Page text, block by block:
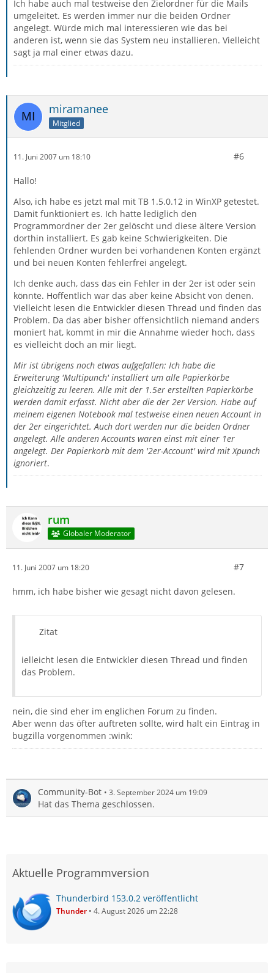
Ich habe auch mal testweise den Zielordner für die Mails
umgeleitet. Es werden immer nur die beiden Ordner
angelegt. Würde mich mal interessieren wie das bei
anderen ist, wenn sie das System neu installieren. Vielleicht
sagt ja mal einer etwas dazu.
miramanee
Mitglied
11. Juni 2007 um 18:10 #6
Hallo!
Also, ich habe es jetzt mal mit TB 1.5.0.12 in WinXP getestet.
Damit funktioniert es. Ich hatte lediglich den
Programmordner der 2er gelöscht und diese ältere Version
dorthin installiert. Es gab keine Schwierigkeiten. Die
fehlenden Ordner wurden bei vorhandenen Konten ergänzt
und bei neuen Konten fehlerfrei angelegt.
Ich denke auch, dass das ein Fehler in der 2er ist oder sein
könnte. Hoffentlich war das aber keine Absicht von denen.
Vielleicht lesen die Entwickler diesen Thread und finden das
Problem. Da das aber bisher offensichtlich niemand anders
moniert hat, kommt in mir die Annahme wieder hoch, dass
es vielleicht doch an mir liegt.
Mir ist übrigens noch etwas aufgefallen: Ich habe die
Erweiterung 'Multipunch' installiert um alle Papierkörbe
gleichzeitig zu leeren. Alle mit der 1.5er erstellten Papierkörbe
werden damit erfasst. Nicht aber die der 2er Version. Habe auf
meinem eigenen Notebook mal testweise einen neuen Account in
der 2er eingerichtet. Auch dort werden nur die beiden Ordner
angelegt. Alle anderen Accounts waren einst mit einer 1er
angelegt. Der Papierkorb mit dem '2er-Account' wird mit Xpunch
ignoriert.
rum
Globaler Moderator
11. Juni 2007 um 18:20 #7
hmm, ich habe bisher wie gesagt nicht davon gelesen.
Zitat
ielleicht lesen die Entwickler diesen Thread und finden
das Problem.
nein, die sind eher im englichen Forum zu finden.
Aber wenn das öfter auftreten sollte, wird halt ein Eintrag in
bugzilla vorgenommen :wink:
Community-Bot 3. September 2024 um 19:09
Hat das Thema geschlossen.
Aktuelle Programmversion
Thunderbird 153.0.2 veröffentlicht
Thunder 4. August 2026 um 22:28